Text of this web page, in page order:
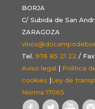
BORJA
C/ Subida de San
ZARAGOZA
Tel. 976 85 21 22 /
Aviso legal | Política
cookies |Ley de
Norma 17065